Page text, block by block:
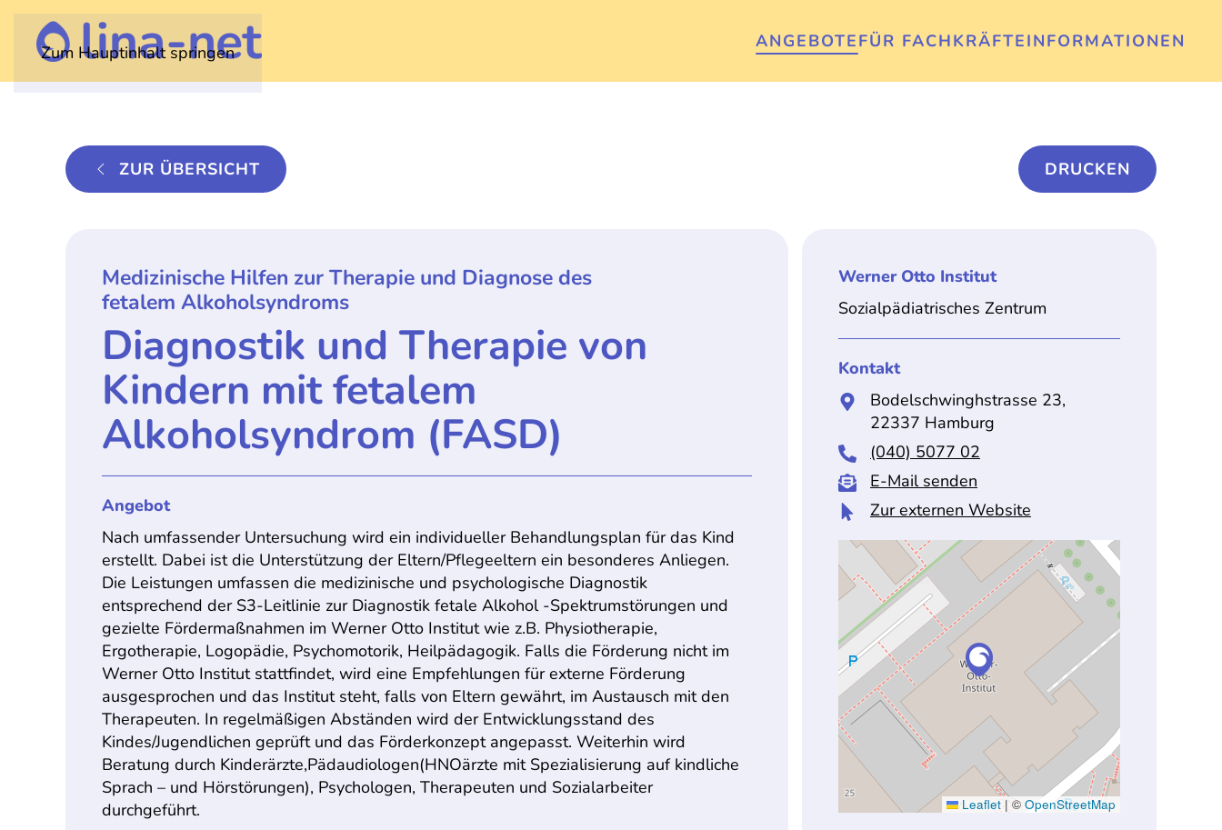
Zum Hauptinhalt springen
ANGEBOTEFÜR FACHKRÄFTEINFORMATIONEN
ZUR ÜBERSICHT DRUCKEN
Medizinische Hilfen zur Therapie und Diagnose des
fetalem Alkoholsyndroms
Diagnostik und Therapie von
Kindern mit fetalem
Alkoholsyndrom (FASD)
Angebot
Nach umfassender Untersuchung wird ein individueller Behandlungsplan für das Kind
erstellt. Dabei ist die Unterstützung der Eltern/Pflegeeltern ein besonderes Anliegen.
Die Leistungen umfassen die medizinische und psychologische Diagnostik
entsprechend der S3-Leitlinie zur Diagnostik fetale Alkohol -Spektrumstörungen und
gezielte Fördermaßnahmen im Werner Otto Institut wie z.B. Physiotherapie,
Ergotherapie, Logopädie, Psychomotorik, Heilpädagogik. Falls die Förderung nicht im
Werner Otto Institut stattfindet, wird eine Empfehlungen für externe Förderung
ausgesprochen und das Institut steht, falls von Eltern gewährt, im Austausch mit den
Therapeuten. In regelmäßigen Abständen wird der Entwicklungsstand des
Kindes/Jugendlichen geprüft und das Förderkonzept angepasst. Weiterhin wird
Beratung durch Kinderärzte,Pädaudiologen(HNOärzte mit Spezialisierung auf kindliche
Sprach – und Hörstörungen), Psychologen, Therapeuten und Sozialarbeiter
durchgeführt.
Werner Otto Institut
Sozialpädiatrisches Zentrum
Kontakt
Bodelschwinghstrasse 23,
22337 Hamburg
(040) 5077 02
E-Mail senden
Zur externen Website
Leaflet | © OpenStreetMap